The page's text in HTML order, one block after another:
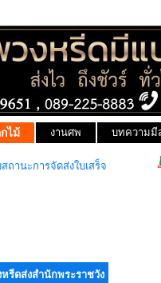
ไม้ งานศพ บทความมี
ถานะการจัดส่งใบเสร็จ
หรีดส่งสำนักพระราชวัง